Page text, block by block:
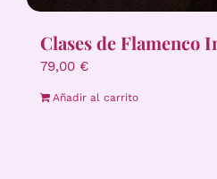
Clases de Flamenco
79,00 €
Añadir al carrito